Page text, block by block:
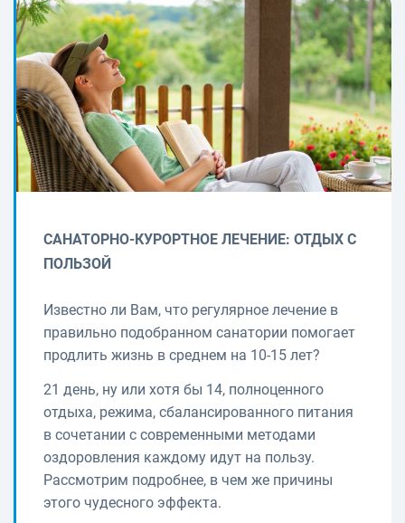
САНАТОРНО-КУРОРТНОЕ ЛЕЧЕНИЕ: ОТДЫХ С
ПОЛЬЗОЙ
Известно ли Вам, что регулярное лечение в
правильно подобранном санатории помогает
продлить жизнь в среднем на 10-15 лет?
21 день, ну или хотя бы 14, полноценного
отдыха, режима, сбалансированного питания
в сочетании с современными методами
оздоровления каждому идут на пользу.
Рассмотрим подробнее, в чем же причины
этого чудесного эффекта.